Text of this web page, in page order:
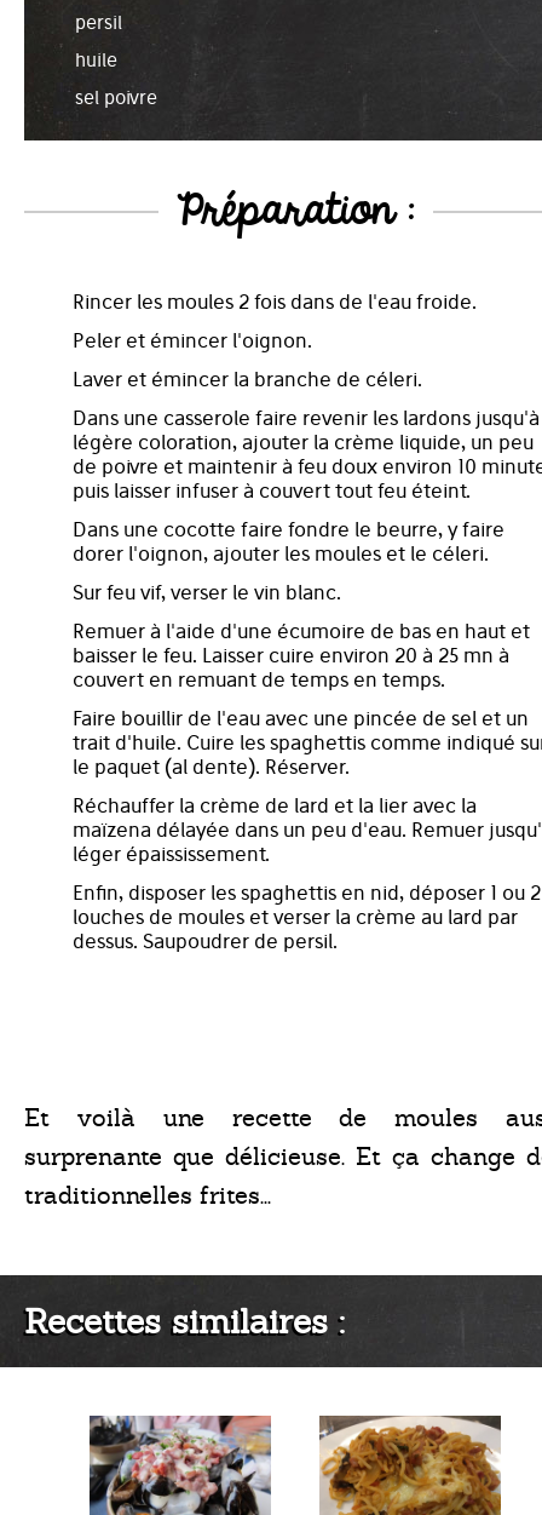
persil
huile
sel poivre
Préparation :
Rincer les moules 2 fois dans de l'eau froide.
Peler et émincer l'oignon.
Laver et émincer la branche de céleri.
Dans une casserole faire revenir les lardons jusqu'à
légère coloration, ajouter la crème liquide, un peu
de poivre et maintenir à feu doux environ 10
puis laisser infuser à couvert tout feu éteint.
Dans une cocotte faire fondre le beurre, y faire
dorer l'oignon, ajouter les moules et le céleri.
Sur feu vif, verser le vin blanc.
Remuer à l'aide d'une écumoire de bas en haut et
baisser le feu. Laisser cuire environ 20 à 25 mn à
couvert en remuant de temps en temps.
Faire bouillir de l'eau avec une pincée de sel et un
trait d'huile. Cuire les spaghettis comme indiqué
le paquet (al dente). Réserver.
Réchauffer la crème de lard et la lier avec la
maïzena délayée dans un peu d'eau. Remuer
léger épaississement.
Enfin, disposer les spaghettis en nid, déposer 1 ou 2
louches de moules et verser la crème au lard par
dessus. Saupoudrer de persil.
Et voilà une recette de moules
surprenante que délicieuse. Et ça change
traditionnelles frites...
Recettes similaires :